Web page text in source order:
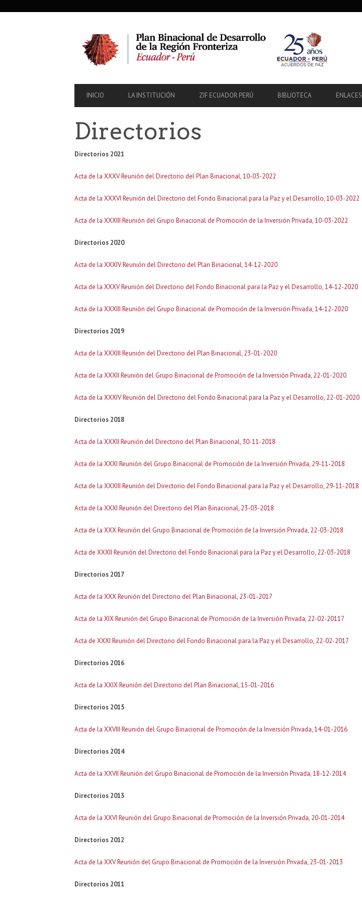
PRIMARY
NAVIGATION
INICIO LA INSTITUCIÓN ZIF ECUADOR PERÚ BIBLIOTECA ENLACES
Directorios
Directorios 2021
Acta de la XXXV Reunión del Directorio del Plan Binacional, 10-03-2022
Acta de la XXXVI Reunión del Directorio del Fondo Binacional para la Paz y el Desarrollo, 10-03-2022
Acta de la XXXIII Reunión del Grupo Binacional de Promoción de la Inversión Privada, 10-03-2022
Directorios 2020
Acta de la XXXIV Reunión del Directorio del Plan Binacional, 14-12-2020
Acta de la XXXV Reunión del Directorio del Fondo Binacional para la Paz y el Desarrollo, 14-12-2020
Acta de la XXXIII Reunión del Grupo Binacional de Promoción de la Inversión Privada, 14-12-2020
Directorios 2019
Acta de la XXXIII Reunión del Directorio del Plan Binacional, 23-01-2020
Acta de la XXXII Reunión del Grupo Binacional de Promoción de la Inversión Privada, 22-01-2020
Acta de la XXXIV Reunión del Directorio del Fondo Binacional para la Paz y el Desarrollo, 22-01-2020
Directorios 2018
Acta de la XXXII Reunión del Directorio del Plan Binacional, 30-11-2018
Acta de la XXXI Reunión del Grupo Binacional de Promoción de la Inversión Privada, 29-11-2018
Acta de la XXXIII Reunión del Directorio del Fondo Binacional para la Paz y el Desarrollo, 29-11-2018
Acta de la XXXI Reunión del Directorio del Plan Binacional, 23-03-2018
Acta de la XXX Reunión del Grupo Binacional de Promoción de la Inversión Privada, 22-03-2018
Acta de XXXII Reunión del Directorio del Fondo Binacional para la Paz y el Desarrollo, 22-03-2018
Directorios 2017
Acta de la XXX Reunión del Directorio del Plan Binacional, 23-01-2017
Acta de la XIX Reunión del Grupo Binacional de Promoción de la Inversión Privada, 22-02-20117
Acta de XXXI Reunión del Directorio del Fondo Binacional para la Paz y el Desarrollo, 22-02-2017
Directorios 2016
Acta de la XXIX Reunión del Directorio del Plan Binacional, 15-01-2016
Directorios 2015
Acta de la XXVIII Reunión del Grupo Binacional de Promoción de la Inversión Privada, 14-01-2016
Directorios 2014
Acta de la XXVII Reunión del Grupo Binacional de Promoción de la Inversión Privada, 18-12-2014
Directorios 2013
Acta de la XXVI Reunión del Grupo Binacional de Promoción de la Inversión Privada, 20-01-2014
Directorios 2012
Acta de la XXV Reunión del Grupo Binacional de Promoción de la Inversión Privada, 23-01-2013
Directorios 2011